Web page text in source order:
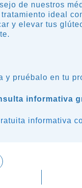
de nuestros
ideal
y elevar tus
y pruébalo en tu
informativa
informativa